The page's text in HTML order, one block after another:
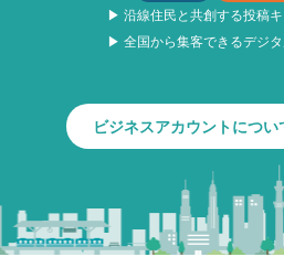
▶ 沿線住民と共創する投稿
▶ 全国から集客できるデジ
ビジネスアカウントにつ